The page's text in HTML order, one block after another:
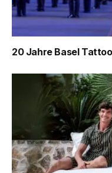
20 Jahre Basel